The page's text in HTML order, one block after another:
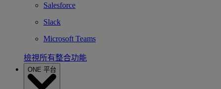
Salesforce
Slack
Microsoft Teams
檢視所有整合功能
ONE 平台